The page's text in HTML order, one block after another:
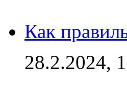
Как
28.2.2024,